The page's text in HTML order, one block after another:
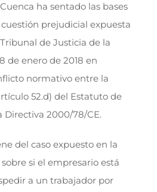
ha sentado las bases
prejudicial expuesta
de Justicia de la
de enero de 2018 en
normativo entre la
52.d) del Estatuto de
Directiva 2000/78/CE.
del caso expuesto en la
si el empresario está
a un trabajador por